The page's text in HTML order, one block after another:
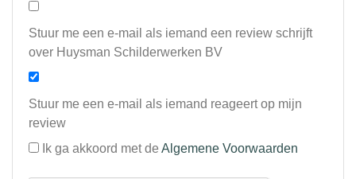
Stuur me een e-mail als iemand een review schrijft
over Huysman Schilderwerken BV
Stuur me een e-mail als iemand reageert op mijn
review
Ik ga akkoord met de Algemene Voorwaarden